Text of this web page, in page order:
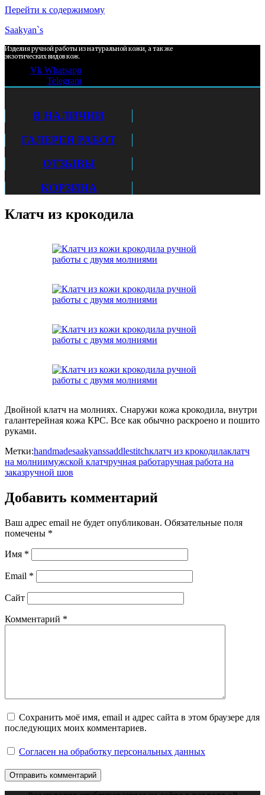
Перейти к содержимому
Saakyan`s
Изделия ручной работы из натуральной кожи, а так же
экзотических видов кож.
Vk Whatsapp
Telegram
В НАЛИЧИИ
ГАЛЕРЕЯ РАБОТ
ОТЗЫВЫ
КОРЗИНА
Клатч из крокодила
Двойной клатч на молниях. Снаружи кожа крокодила, внутри
галантерейная кожа КРС. Все как обычно раскроено и пошито
руками.
Метки:handmadesaakyanssaddlestitchклатч из крокодилаклатч
на молниимужской клатчручная работаручная работа на
заказручной шов
Добавить комментарий
Ваш адрес email не будет опубликован. Обязательные поля
помечены *
Имя *
Email *
Сайт
Комментарий *
Сохранить моё имя, email и адрес сайта в этом браузере для
последующих моих комментариев.
Согласен на обработку персональных данных